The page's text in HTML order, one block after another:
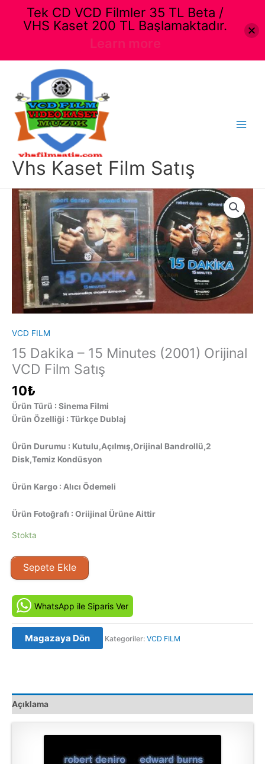
Vhs Kaset Film Satış
VCD FILM
15 Dakika – 15 Minutes (2001) Orijinal
VCD Film Satış
10₺
Ürün Türü : Sinema Filmi
Ürün Özelliği : Türkçe Dublaj
Ürün Durumu : Kutulu,Açılmış,Orijinal Bandrollü,2
Disk,Temiz Kondüsyon
Ürün Kargo : Alıcı Ödemeli
Ürün Fotoğrafı : Oriijinal Ürüne Aittir
Stokta
15
Dakika
15
Minutes
(2001)
Orijinal
adet
Sepete Ekle
WhatsApp ile Siparis Ver
Magazaya Dön Kategoriler: VCD FILM
Açıklama
Tek CD VCD Filmler 35 TL Beta /
VHS Kaset 200 TL Başlamaktadır.
Learn more